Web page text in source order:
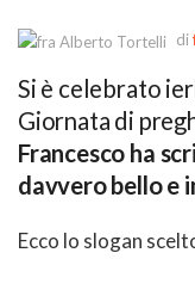
di
Si è celebrato
Giornata di
Francesco ha
davvero bello e
Ecco lo slogan